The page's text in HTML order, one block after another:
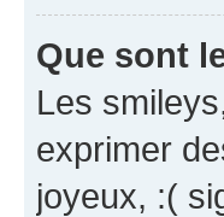
Que sont
Les
exprimer
joyeux, :(